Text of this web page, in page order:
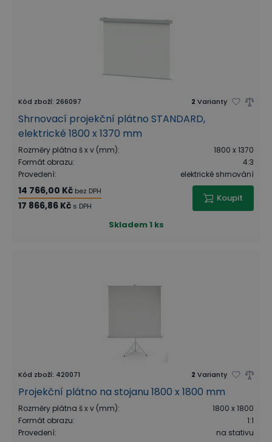
Kód zboží: 266097 2 Varianty
Shrnovací projekční plátno STANDARD,
elektrické 1800 x 1370 mm
Rozměry plátna š x v (mm):
1800 x 1370
Formát obrazu:
4:3
Provedení: elektrické shrnování
14 766,00 Kč bez DPH
17 866,86 Kč s DPH
Koupit
Skladem1 ks
Kód zboží: 420071 2 Varianty
Projekční plátno na stojanu 1800 x 1800 mm
Rozměry plátna š x v (mm):
1800 x 1800
Formát obrazu:
1:1
Provedení: na stativu